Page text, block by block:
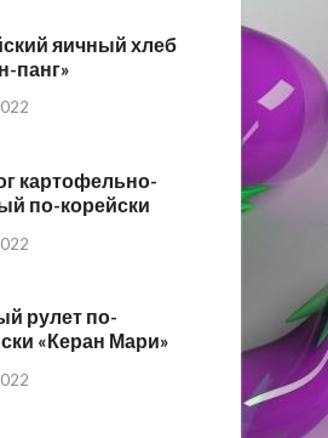
яичный хлеб
панг»
картофельно-
по-корейски
рулет по-
«Керан Мари»